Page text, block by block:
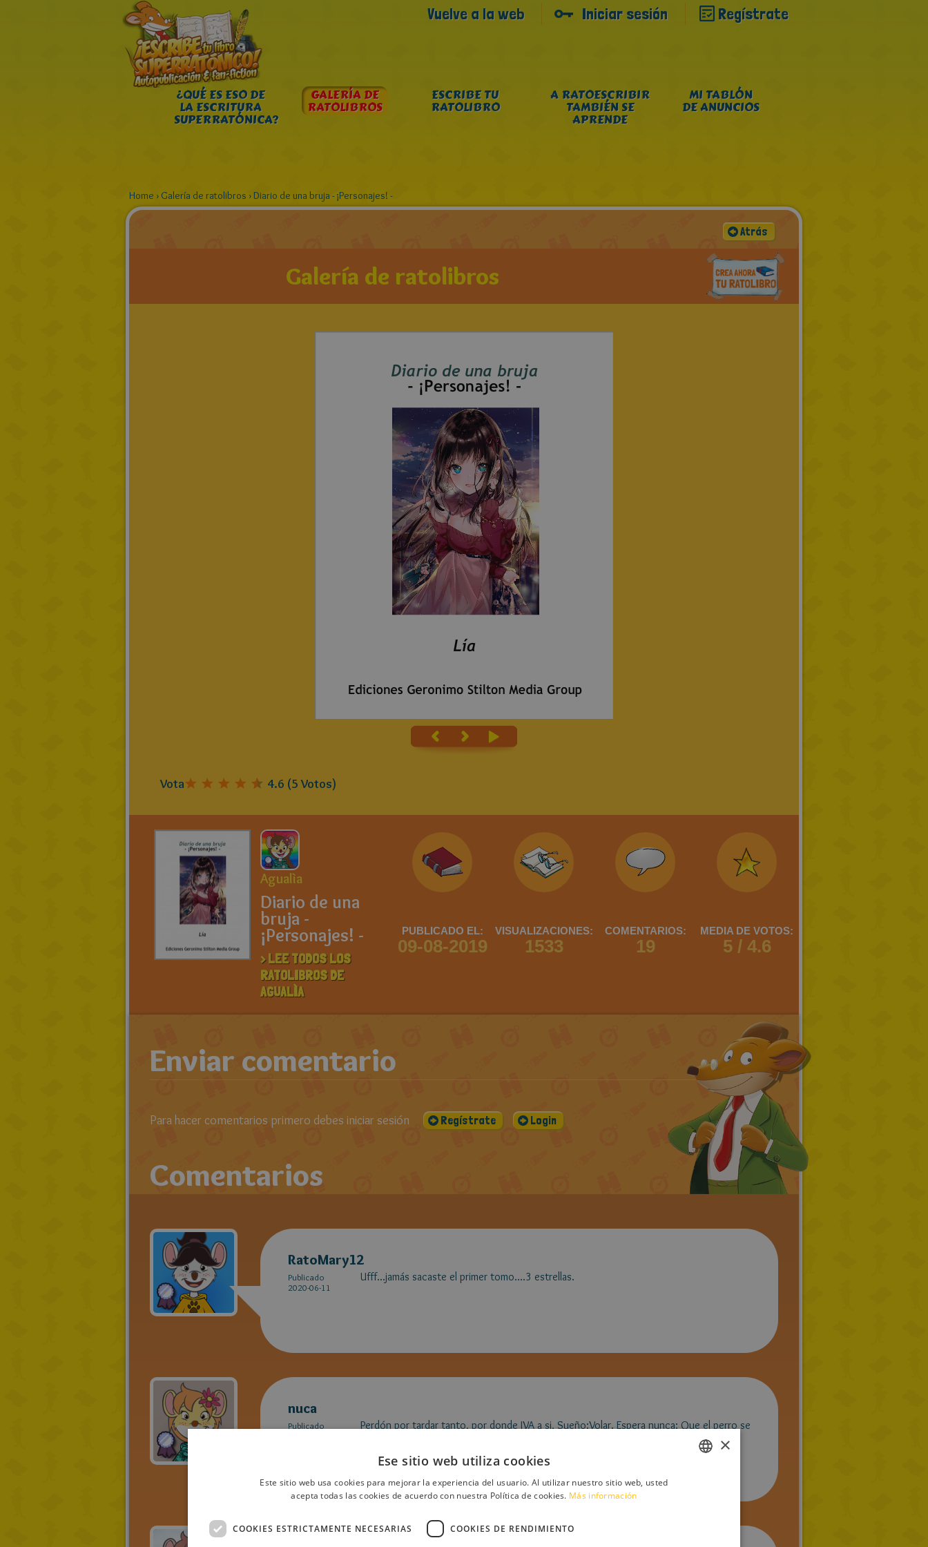
Vuelve a la web Iniciar sesión Regístrate
¿QUÉ ES ESO DE
LA ESCRITURA
SUPERRATÓNICA?
GALERÍA DE
RATOLIBROS
ESCRIBE TU
RATOLIBRO
A RATOESCRIBIR
TAMBIÉN SE
APRENDE
MI TABLÓN
DE ANUNCIOS
Home › Galería de ratolibros ›Diario de una bruja - ¡Personajes! -
Galería de ratolibros
Atrás
Vota 4.6 (5Votos)
Agualìa
Diario de una
bruja -
¡Personajes! -
> LEE TODOS LOS
RATOLIBROS DE
AGUALÌA
PUBLICADO EL:
09-08-2019
VISUALIZACIONES:
1533
COMENTARIOS:
19
MEDIA DE VOTOS:
5 / 4.6
Enviar comentario
Para hacer comentarios primero debes iniciar sesión Regístrate Login
Comentarios
RatoMary12
Publicado
2020-06-11
Ufff...jamás sacaste el primer tomo....3 estrellas.
nuca
Publicado
Perdón por tardar tanto, por donde IVA a si, Sueño:Volar. Espera nunca: Que el perro se
×
Ese sitio web utiliza cookies
Este sitio web usa cookies para mejorar la experiencia del usuario. Al utilizar nuestro sitio web, usted
acepta todas las cookies de acuerdo con nuestra Política de cookies. Más información
COOKIES ESTRICTAMENTE NECESARIAS COOKIES DE RENDIMIENTO